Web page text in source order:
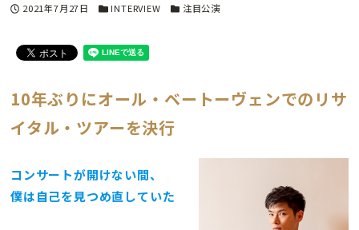
投稿日
2021年7月27日 カテゴリー
INTERVIEW カテゴリー
注目公演
10年ぶりにオール・ベートーヴェンでのリサ
イタル・ツアーを決行
コンサートが開けない間、
僕は自己を見つめ直していた